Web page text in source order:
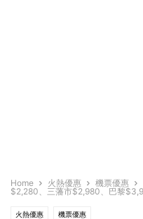
Home 火熱優惠 機票優惠
$2,280、三藩市$2,980、巴黎
火熱優惠 機票優惠